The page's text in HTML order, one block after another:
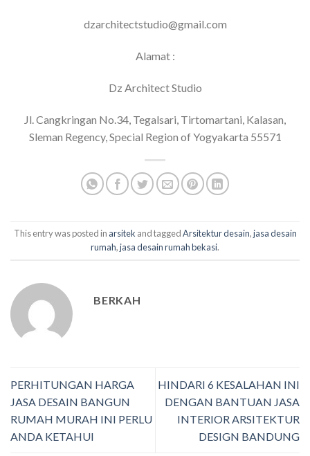
dzarchitectstudio@gmail.com
Alamat :
Dz Architect Studio
Jl. Cangkringan No.34, Tegalsari, Tirtomartani, Kalasan,
Sleman Regency, Special Region of Yogyakarta 55571
This entry was posted in arsitek and taggedArsitektur desain,jasa desain
rumah,jasa desain rumah bekasi.
BERKAH
PERHITUNGAN HARGA
JASA DESAIN BANGUN
RUMAH MURAH INI PERLU
ANDA KETAHUI
HINDARI 6 KESALAHAN INI
DENGAN BANTUAN JASA
INTERIOR ARSITEKTUR
DESIGN BANDUNG